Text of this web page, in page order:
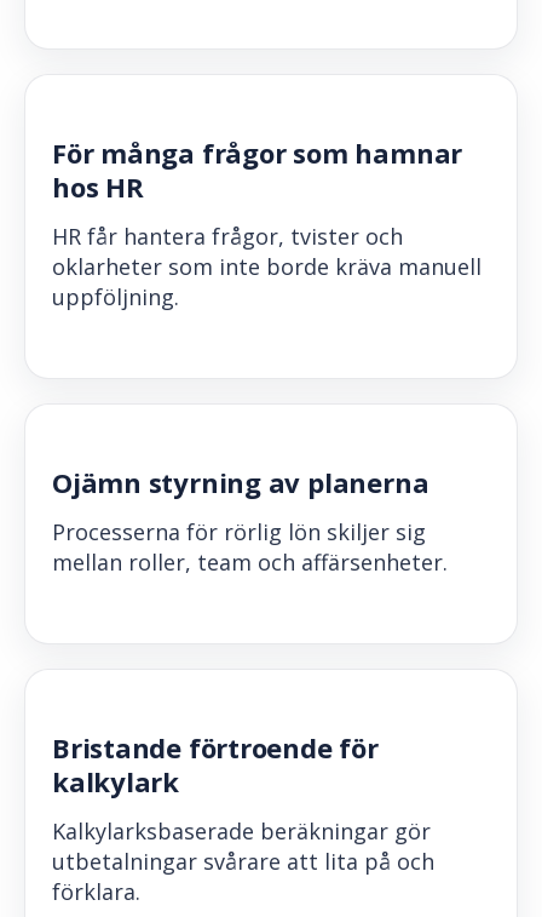
För många frågor som hamnar
hos HR
HR får hantera frågor, tvister och
oklarheter som inte borde kräva manuell
uppföljning.
Ojämn styrning av planerna
Processerna för rörlig lön skiljer sig
mellan roller, team och affärsenheter.
Bristande förtroende för
kalkylark
Kalkylarksbaserade beräkningar gör
utbetalningar svårare att lita på och
förklara.